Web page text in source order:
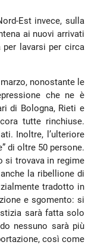
Est invece, sulla
ai nuovi arrivati
per lavarsi per circa
nonostante le
che ne è
di Bologna, Rieti e
tutte rinchiuse.
Inoltre, l’ulteriore
di oltre 50 persone.
si trovava in regime
la ribellione di
tradotto in
e sgomento: si
sarà fatta solo
nessuno sarà più
così come